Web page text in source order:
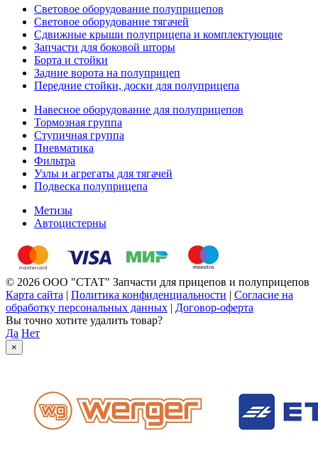
Световое оборудование полуприцепов
Световое оборудование тягачей
Сдвижные крыши полуприцепа и комплектующие
Запчасти для боковой шторы
Борта и стойки
Задние ворота на полуприцеп
Передние стойки, доски для полуприцепа
Навесное оборудование для полуприцепов
Тормозная группа
Ступичная группа
Пневматика
Фильтра
Узлы и агрегаты для тягачей
Подвеска полуприцепа
Метизы
Автоцистерны
© 2026 ООО "СТАТ" Запчасти для прицепов и полуприцепов
Карта сайта | Политика конфиденциальности | Согласие на
обработку персональных данных | Договор-оферта
Вы точно хотите удалить товар?
Да Нет
×